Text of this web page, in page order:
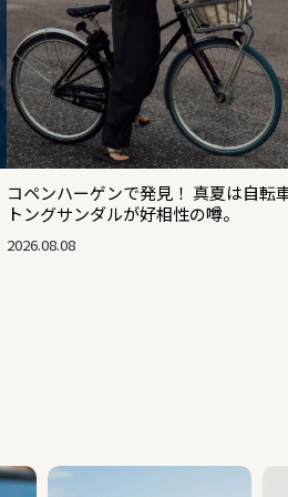
コペンハーゲンで発見！ 真夏は自転
トングサンダルが好相性の噂。
2026.08.08